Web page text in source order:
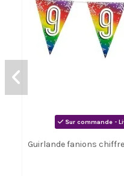
Sur commande -
Guirlande fanions